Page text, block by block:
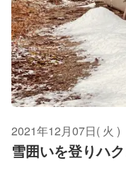
2021年12月07日( 火 )
雪囲いを登りハ